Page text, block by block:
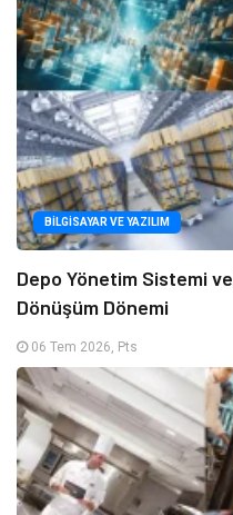
BILGISAYAR VE YAZILIM
Depo Yönetim Sistemi
Dönüşüm Dönemi
06 Tem 2026, Pts